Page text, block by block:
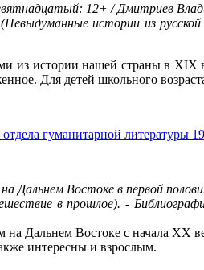
12+ / Дмитриев
истории из
из истории нашей страны в XIX
Для детей школьного
Дальнем Востоке в первой
в прошлое). -
Дальнем Востоке с начала ХХ
интересны и взрослым.